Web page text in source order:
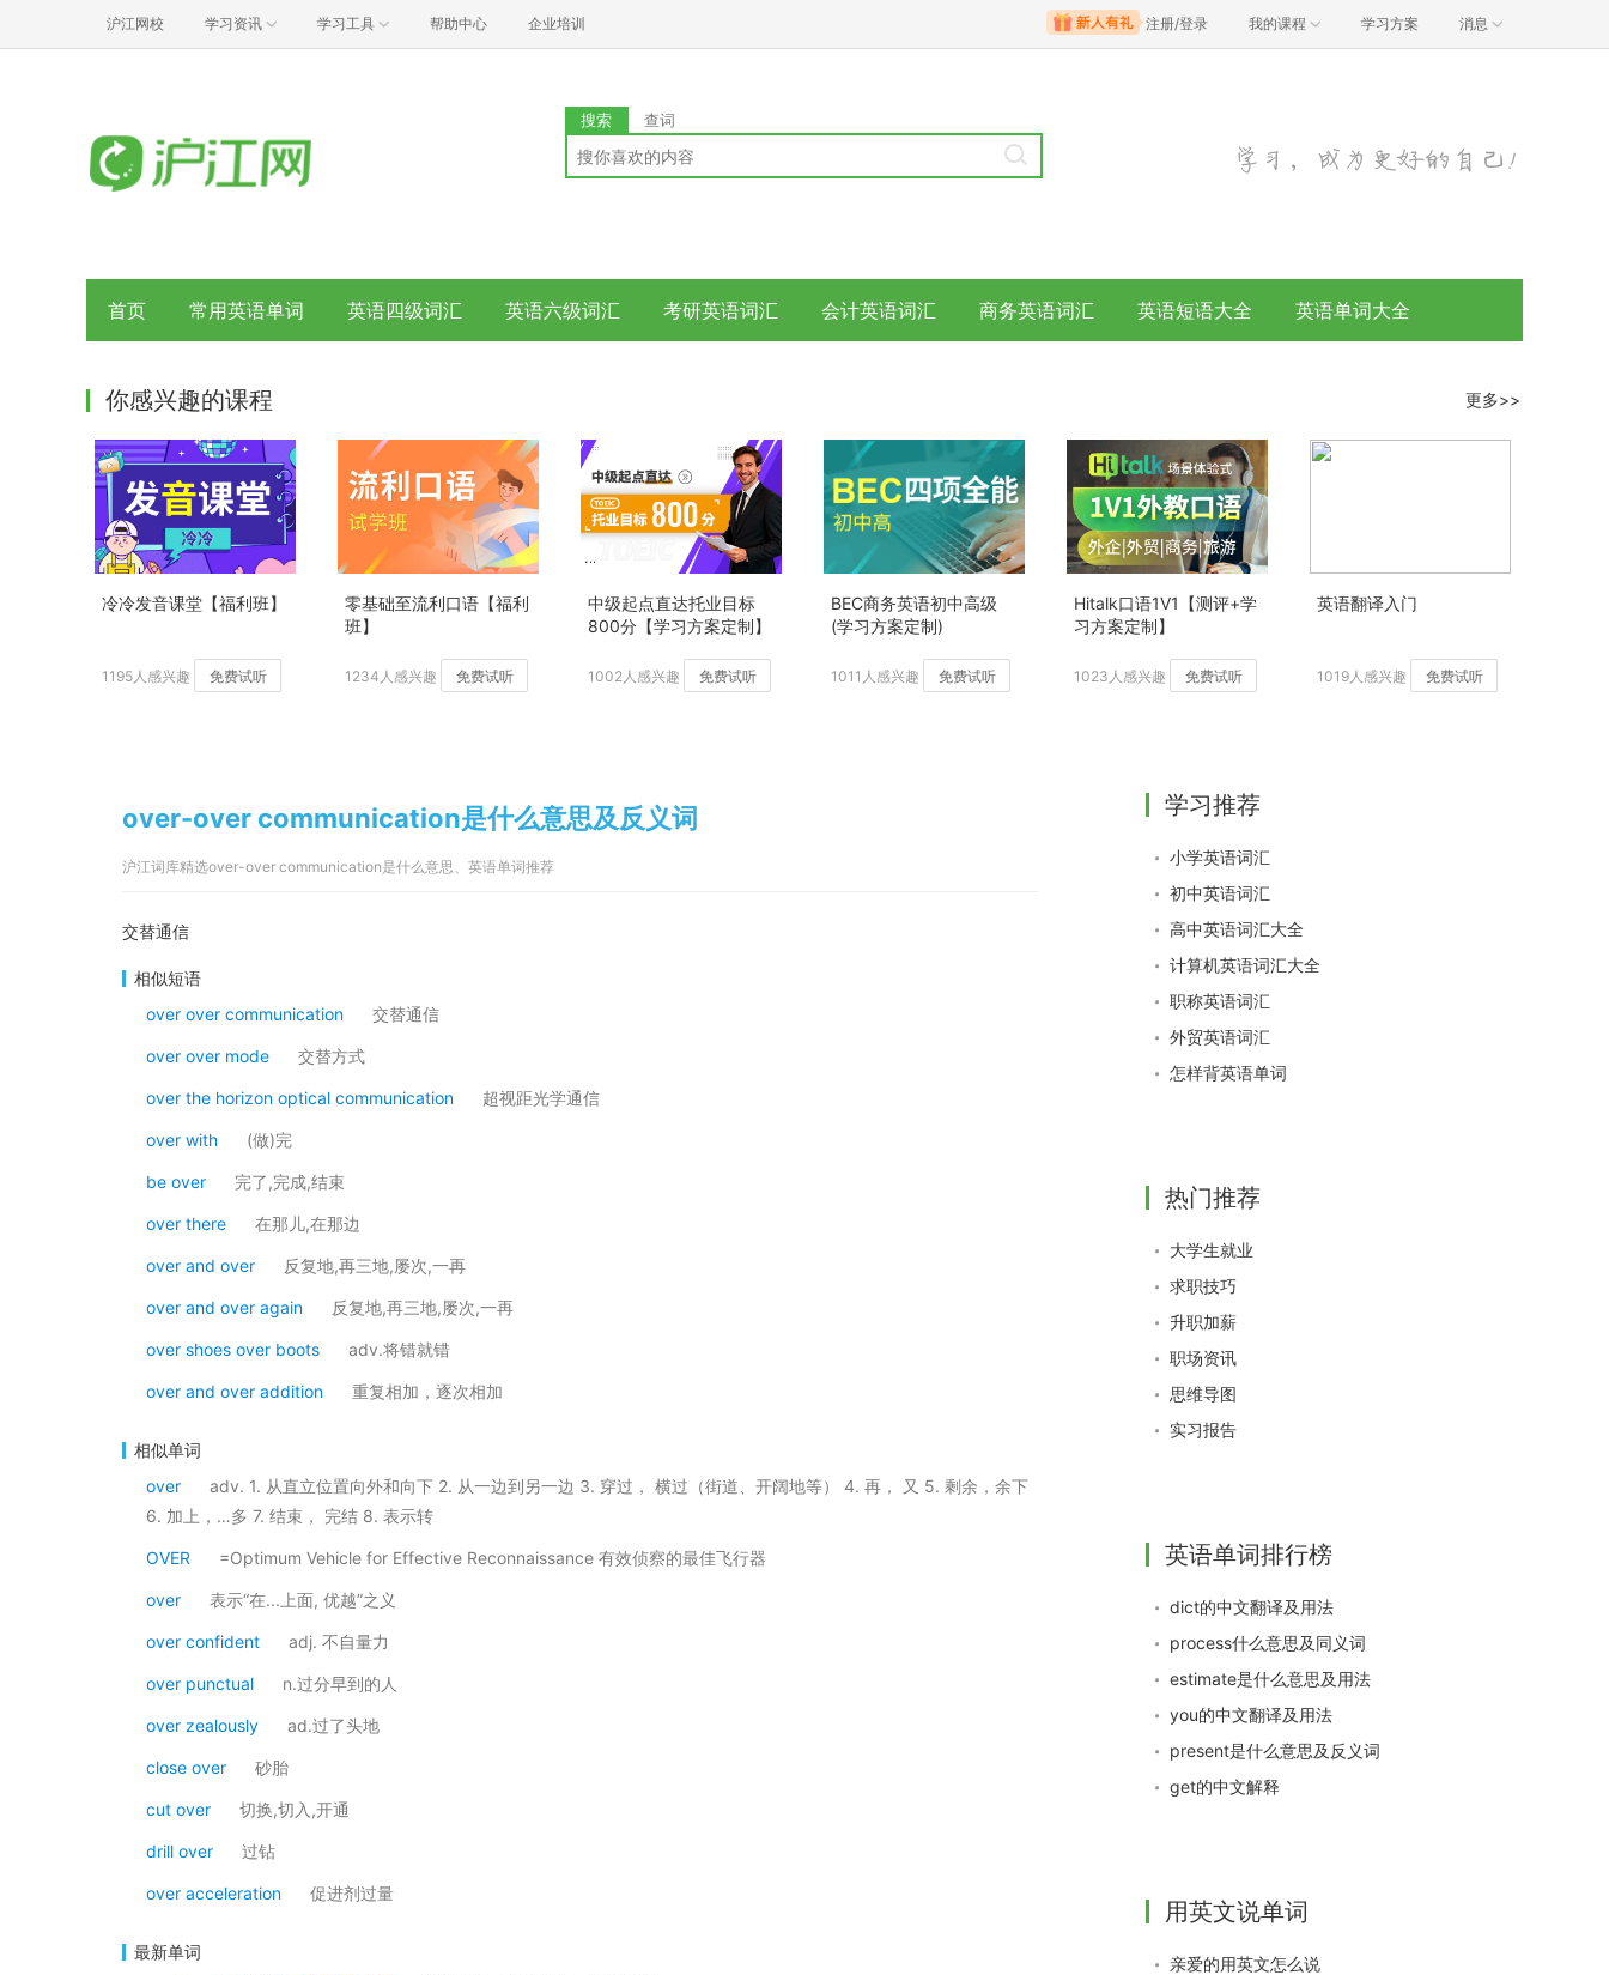
沪江网校 学习资讯 学习工具 帮助中心 企业培训 注册/登录 我的课程 学习方案 消息
搜索 查词
首页 常用英语单词 英语四级词汇 英语六级词汇 考研英语词汇 会计英语词汇 商务英语词汇 英语短语大全 英语单词大全
你感兴趣的课程 更多>>
冷冷发音课堂【福利班】
1195人感兴趣 免费试听
零基础至流利口语【福利
班】
1234人感兴趣 免费试听
中级起点直达托业目标
800分【学习方案定制】
1002人感兴趣 免费试听
BEC商务英语初中高级
(学习方案定制)
1011人感兴趣 免费试听
Hitalk口语1V1【测评+学
习方案定制】
1023人感兴趣 免费试听
英语翻译入门
1019人感兴趣 免费试听
over-over communication是什么意思及反义词
沪江词库精选over-over communication是什么意思、英语单词推荐
交替通信
相似短语
over over communication
交替通信
over over mode 交替方式
over the horizon optical communication 超视距光学通信
over with (做)完
be over 完了,完成,结束
over there 在那儿,在那边
over and over 反复地,再三地,屡次,一再
over and over again 反复地,再三地,屡次,一再
over shoes over boots adv.将错就错
over and over addition 重复相加，逐次相加
相似单词
over
adv. 1. 从直立位置向外和向下 2. 从一边到另一边 3. 穿过， 横过（街道、开阔地等） 4. 再， 又 5. 剩余，余下
6. 加上，…多 7. 结束， 完结 8. 表示转
OVER =Optimum Vehicle for Effective Reconnaissance 有效侦察的最佳飞行器
over 表示“在...上面, 优越”之义
over confident adj. 不自量力
over punctual n.过分早到的人
over zealously ad.过了头地
close over 砂胎
cut over 切换,切入,开通
drill over 过钻
over acceleration 促进剂过量
最新单词
学习推荐
小学英语词汇
初中英语词汇
高中英语词汇大全
计算机英语词汇大全
职称英语词汇
外贸英语词汇
怎样背英语单词
热门推荐
大学生就业
求职技巧
升职加薪
职场资讯
思维导图
实习报告
英语单词排行榜
dict的中文翻译及用法
process什么意思及同义词
estimate是什么意思及用法
you的中文翻译及用法
present是什么意思及反义词
get的中文解释
用英文说单词
亲爱的用英文怎么说